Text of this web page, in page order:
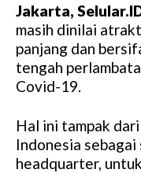
Jakarta,
masih dinilai
panjang dan
tengah
Covid-19.
Hal ini tampak
Indonesia sebagai
headquarter,